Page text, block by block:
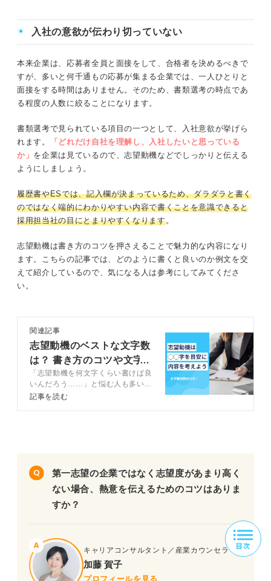
入社の意欲が伝わり切っていない
本来企業は、応募者全員と面接をして、合格者を決めるべきで
すが、多いと何千通もの応募が集まる企業では、一人ひとりと
面接をする時間はありません。そのため、書類選考の時点であ
る程度の人数に絞ることになります。
書類選考で見られている項目の一つとして、入社意欲が挙げら
れます。
「どれだけ自社を理解し、入社したいと思っている
か」 を企業は見ているので、志望動機などでしっかりと伝える
ようにしましょう。
履歴書やESでは、記入欄が決まっているため、ダラダラと書く
のではなく端的にわかりやすい内容で書くことを意識できると
採用担当社の目にとまりやすくなります。
志望動機は書き方のコツを押さえることで魅力的な内容になり
ます。こちらの記事では、どのように書くと良いのか例文を交
えて紹介しているので、気になる人は参考にしてみてくださ
い。
関連記事
志望動機のベストな文字数
は？ 書き方のコツや文字
数別の例文も紹介
「志望動機を何文字くらい書けば良
いんだろう……」と悩む人も多いで
しょう。この記事では、志望動機に
記事を読む
第一志望の企業ではなく志望度があまり高く
ない場合、熱意を伝えるためのコツはありま
すか？
キャリアコンサルタント／産業カウンセラー
加藤 賀子
プロフィールを見る